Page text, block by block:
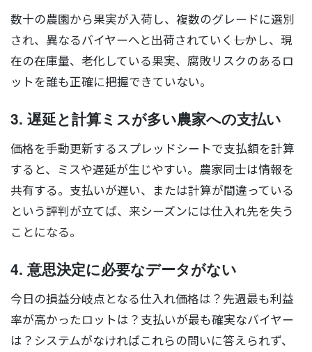
数十の農園から果実が入荷し、複数のグレードに選別
され、異なるバイヤーへと出荷されていく――しかし、現
在の在庫量、老化している果実、腐敗リスクのあるロ
ットを誰も正確に把握できていない。
3. 遅延と計算ミスが多い農家への支払い
価格を手動更新するスプレッドシートで支払額を計算
すると、ミスや遅延が生じやすい。農家同士は情報を
共有する。支払いが遅い、または計算が間違っている
という評判が立てば、来シーズンには仕入れ先を失う
ことになる。
4. 意思決定に必要なデータがない
今日の損益分岐点となる仕入れ価格は？先週最も利益
率が高かったロットは？支払いが最も確実なバイヤー
は？システムがなければこれらの問いに答えられず、